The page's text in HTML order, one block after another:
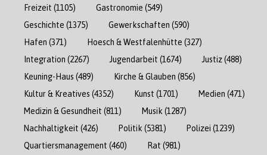
Freizeit (1105) Gastronomie (549)
Geschichte (1375) Gewerkschaften (590)
Hafen (371) Hoesch & Westfalenhütte (327)
Integration (2267) Jugendarbeit (1674) Justiz(488)
Keuning-Haus (489) Kirche & Glauben (856)
Kultur & Kreatives (4352) Kunst (1701) Medien (471)
Medizin & Gesundheit (811) Musik (1287)
Nachhaltigkeit (426) Politik (5381) Polizei (1239)
Quartiersmanagement (460) Rat (981)